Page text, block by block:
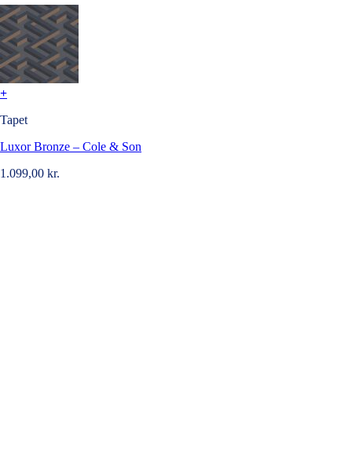
+
Tapet
Luxor Bronze – Cole & Son
1.099,00 kr.